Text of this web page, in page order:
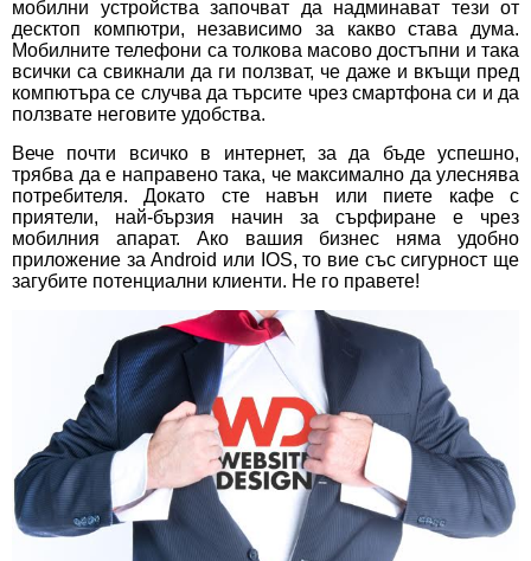
мобилни устройства започват да надминават тези от
десктоп компютри, независимо за какво става дума.
Мобилните телефони са толкова масово достъпни и така
всички са свикнали да ги ползват, че даже и вкъщи пред
компютъра се случва да търсите чрез смартфона си и да
ползвате неговите удобства.
Вече почти всичко в интернет, за да бъде успешно,
трябва да е направено така, че максимално да улеснява
потребителя. Докато сте навън или пиете кафе с
приятели, най-бързия начин за сърфиране е чрез
мобилния апарат. Ако вашия бизнес няма удобно
приложение за Android или IOS, то вие със сигурност ще
загубите потенциални клиенти. Не го правете!